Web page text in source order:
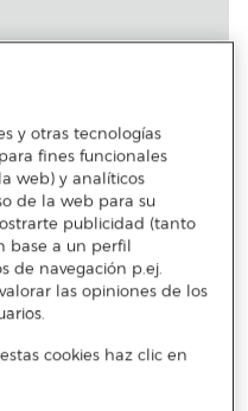
y otras tecnologías
fines funcionales
web) y analíticos
de la web para su
publicidad (tanto
base a un perfil
de navegación p.ej.
las opiniones de los
cookies haz clic en